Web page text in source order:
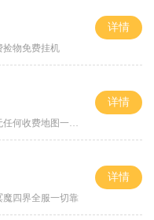
捡物免费挂机
详情
收费地图一切靠打
详情
魔四界全服一切靠
详情